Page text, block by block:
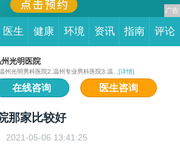
医生 健康 环境 资讯 指南 评论
光明医院
州光明男科医院2.温州专业男科医院3.温... [详情]
在线咨询 医生咨询
那家比较好
2021-05-06 13:41:25